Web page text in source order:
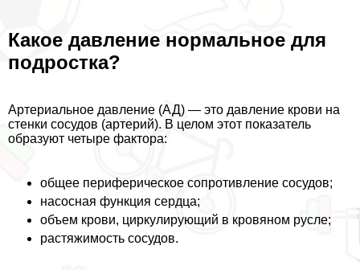
Какое давление нормальное для
подростка?
Артериальное давление (АД) — это давление крови на
стенки сосудов (артерий). В целом этот показатель
образуют четыре фактора:
общее периферическое сопротивление сосудов;
насосная функция сердца;
объем крови, циркулирующий в кровяном русле;
растяжимость сосудов.